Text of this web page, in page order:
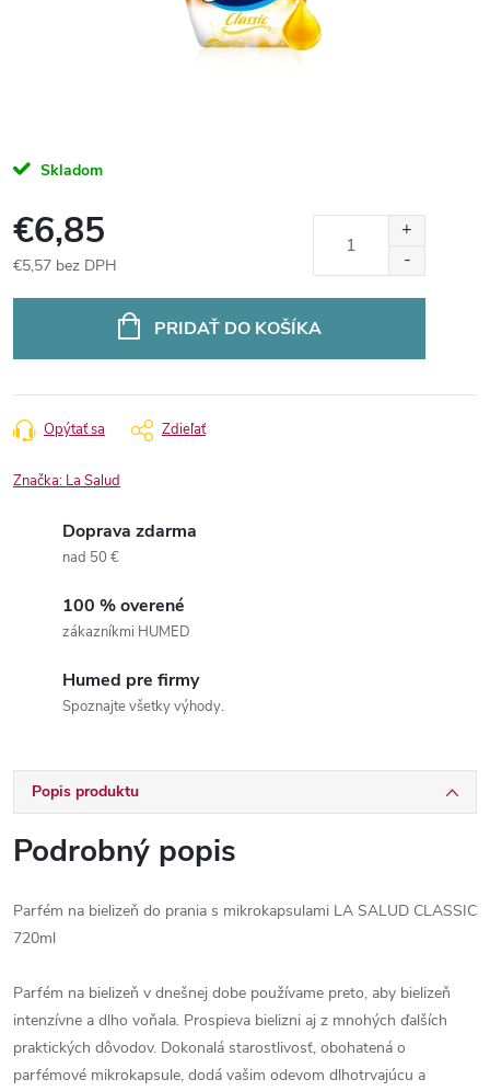
Skladom
€6,85
€5,57 bez DPH
PRIDAŤ DO KOŠÍKA
Opýtať sa Zdieľať
Značka: La Salud
Doprava zdarma
nad 50 €
100 % overené
zákazníkmi HUMED
Humed pre firmy
Spoznajte všetky výhody.
Popis produktu
Podrobný popis
Parfém na bielizeň do prania s mikrokapsulami LA SALUD CLASSIC
720ml
Parfém na bielizeň v dnešnej dobe používame preto, aby bielizeň
intenzívne a dlho voňala. Prospieva bielizni aj z mnohých ďalších
praktických dôvodov. Dokonalá starostlivosť, obohatená o
parfémové mikrokapsule, dodá vašim odevom dlhotrvajúcu a